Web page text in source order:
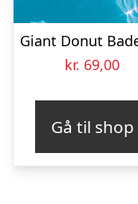
kr. 69,00
Gå til shop